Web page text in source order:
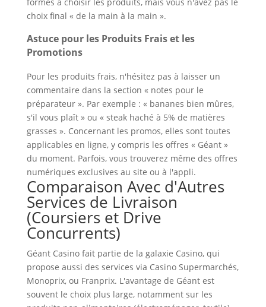
choix final « de la main à la main ».
Astuce pour les Produits Frais et les
Promotions
Pour les produits frais, n'hésitez pas à laisser un
commentaire dans la section « notes pour le
préparateur ». Par exemple : « bananes bien mûres,
s'il vous plaît » ou « steak haché à 5% de matières
grasses ». Concernant les promos, elles sont toutes
applicables en ligne, y compris les offres « Géant »
du moment. Parfois, vous trouverez même des offres
numériques exclusives au site ou à l'appli.
Comparaison Avec d'Autres
Services de Livraison
(Coursiers et Drive
Concurrents)
Géant Casino fait partie de la galaxie Casino, qui
propose aussi des services via Casino Supermarchés,
Monoprix, ou Franprix. L'avantage de Géant est
souvent le choix plus large, notamment sur les